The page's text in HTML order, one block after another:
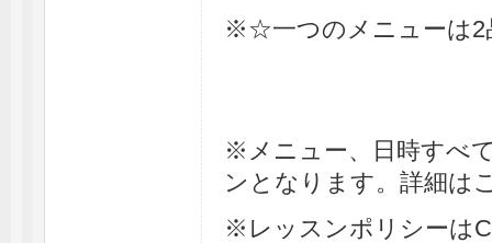
※☆一つのメニューは2
※メニュー、日時すべ
ンとなります。詳細は
※レッスンポリシーは